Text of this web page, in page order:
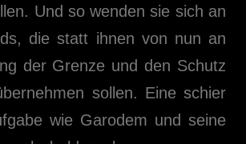
Und so wenden sie sich an
die statt ihnen von nun an
der Grenze und den Schutz
sollen. Eine schier
wie Garodem und seine